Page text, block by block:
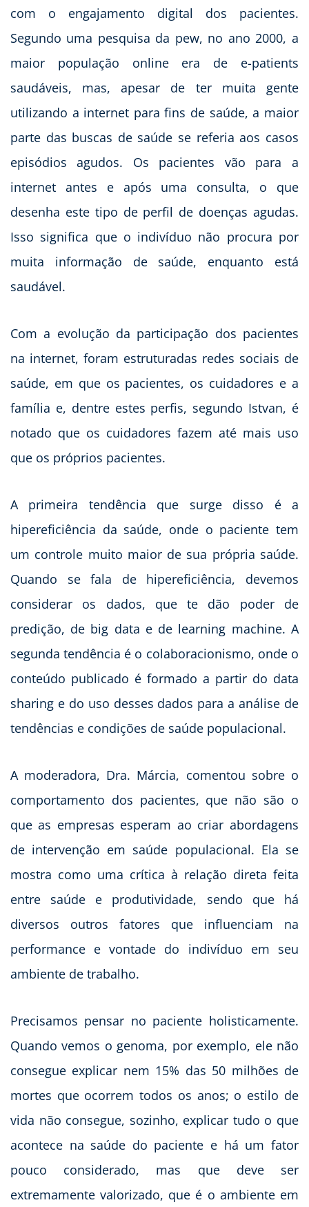
com o engajamento digital dos pacientes.
Segundo uma pesquisa da pew, no ano 2000, a
maior população online era de e-patients
saudáveis, mas, apesar de ter muita gente
utilizando a internet para fins de saúde, a maior
parte das buscas de saúde se referia aos casos
episódios agudos. Os pacientes vão para a
internet antes e após uma consulta, o que
desenha este tipo de perfil de doenças agudas.
Isso significa que o indivíduo não procura por
muita informação de saúde, enquanto está
saudável.
Com a evolução da participação dos pacientes
na internet, foram estruturadas redes sociais de
saúde, em que os pacientes, os cuidadores e a
família e, dentre estes perfis, segundo Istvan, é
notado que os cuidadores fazem até mais uso
que os próprios pacientes.
A primeira tendência que surge disso é a
hipereficiência da saúde, onde o paciente tem
um controle muito maior de sua própria saúde.
Quando se fala de hipereficiência, devemos
considerar os dados, que te dão poder de
predição, de big data e de learning machine. A
segunda tendência é o colaboracionismo, onde o
conteúdo publicado é formado a partir do data
sharing e do uso desses dados para a análise de
tendências e condições de saúde populacional.
A moderadora, Dra. Márcia, comentou sobre o
comportamento dos pacientes, que não são o
que as empresas esperam ao criar abordagens
de intervenção em saúde populacional. Ela se
mostra como uma crítica à relação direta feita
entre saúde e produtividade, sendo que há
diversos outros fatores que influenciam na
performance e vontade do indivíduo em seu
ambiente de trabalho.
Precisamos pensar no paciente holisticamente.
Quando vemos o genoma, por exemplo, ele não
consegue explicar nem 15% das 50 milhões de
mortes que ocorrem todos os anos; o estilo de
vida não consegue, sozinho, explicar tudo o que
acontece na saúde do paciente e há um fator
pouco considerado, mas que deve ser
extremamente valorizado, que é o ambiente em